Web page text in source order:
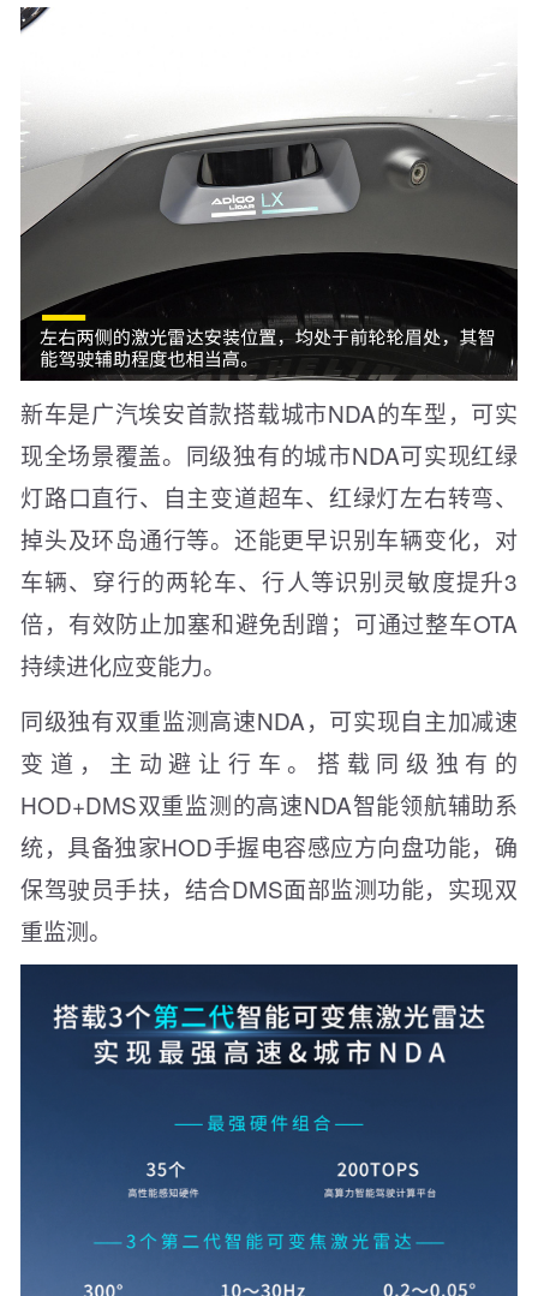
新车是广汽埃安首款搭载城市NDA的车型，可实
现全场景覆盖。同级独有的城市NDA可实现红绿
灯路口直行、自主变道超车、红绿灯左右转弯、
掉头及环岛通行等。还能更早识别车辆变化，对
车辆、穿行的两轮车、行人等识别灵敏度提升3
倍，有效防止加塞和避免刮蹭；可通过整车OTA
持续进化应变能力。
同级独有双重监测高速NDA，可实现自主加减速
变道，主动避让行车。搭载同级独有的
HOD+DMS双重监测的高速NDA智能领航辅助系
统，具备独家HOD手握电容感应方向盘功能，确
保驾驶员手扶，结合DMS面部监测功能，实现双
重监测。